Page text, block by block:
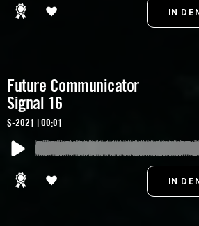
Future Communicator
Signal 16
S-2021 | 00:01